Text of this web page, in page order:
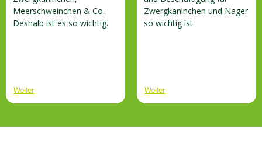
Meerschweinchen & Co.
Deshalb ist es so wichtig.
Weiter
Nager so wichtig ist
Zwergkaninchen und Nager
so wichtig ist.
Weiter